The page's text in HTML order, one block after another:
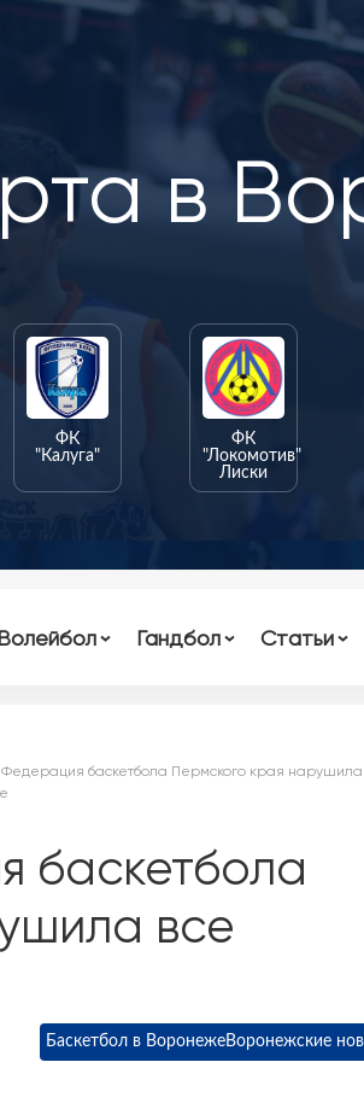
в
ФК
"Калуга"
ФК
"Локомотив"
Лиски
Гандбол Статьи
баскетбола Пермского края нарушила
баскетбола
все
Баскетбол в ВоронежеВоронежские